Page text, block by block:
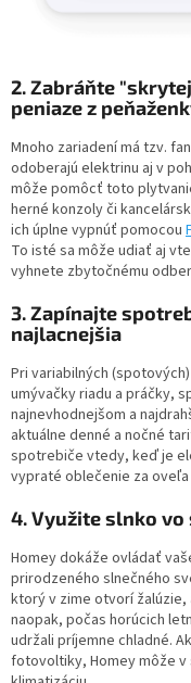
2. Zabráňte
peniaze z
Mnoho zariadení má tzv.
odoberajú elektrinu aj v
môže pomôcť toto
herné konzoly či
ich úplne vypnúť pomocou
To isté sa môže udiať aj
vyhnete zbytočnému
3. Zapínajte
najlacnejšia
Pri variabilných
umývačky riadu a práčky,
najnevhodnejšom a
aktuálne denné a nočné
spotrebiče vtedy, keď je
vypraté oblečenie za oveľa
4. Využite slnko
Homey dokáže ovládať
prirodzeného slnečného
ktorý v zime otvorí
naopak, počas horúcich
udržali príjemne chladné.
fotovoltiky, Homey môže